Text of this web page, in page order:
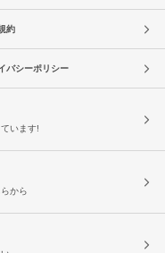
約
バシーポリシー
います!
から